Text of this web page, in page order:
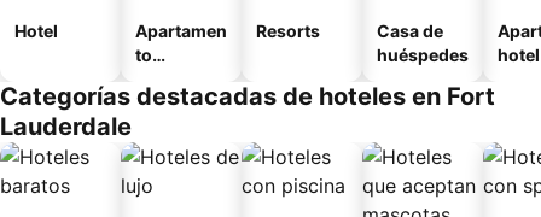
Hotel
Apartamen
to
o
Resorts
Casa de
huéspedes
hotel
Categorías destacadas de hoteles en Fort
Lauderdale